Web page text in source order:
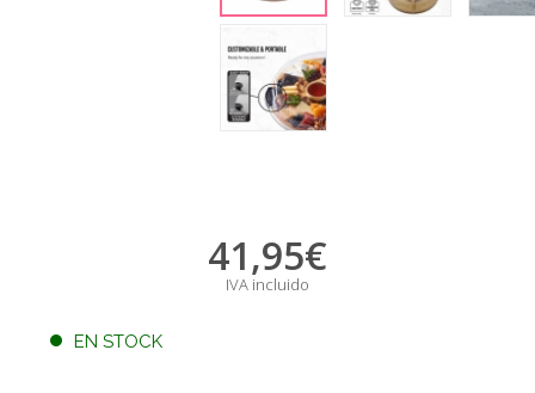
41,95€
IVA incluido
EN STOCK